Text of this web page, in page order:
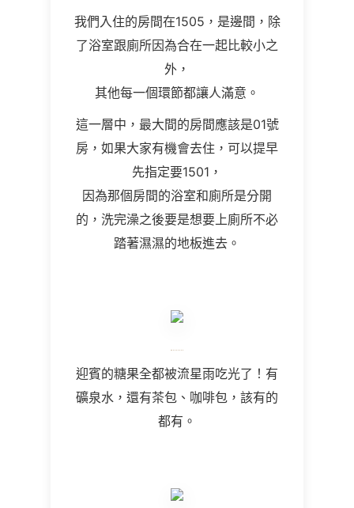
我們入住的房間在1505，是邊間，除
了浴室跟廁所因為合在一起比較小之
外，
其他每一個環節都讓人滿意。
這一層中，最大間的房間應該是01號
房，如果大家有機會去住，可以提早
先指定要1501，
因為那個房間的浴室和廁所是分開
的，洗完澡之後要是想要上廁所不必
踏著濕濕的地板進去。
迎賓的糖果全都被流星雨吃光了！有
礦泉水，還有茶包、咖啡包，該有的
都有。